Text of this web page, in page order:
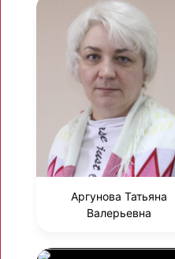
Аргунова Татьяна
Валерьевна